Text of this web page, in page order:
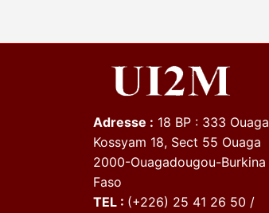
Adresse : 18 BP : 333 Ouaga
Kossyam 18, Sect 55 Ouaga
2000-Ouagadougou-Burkina
Faso
TEL : (+226) 25 41 26 50 /